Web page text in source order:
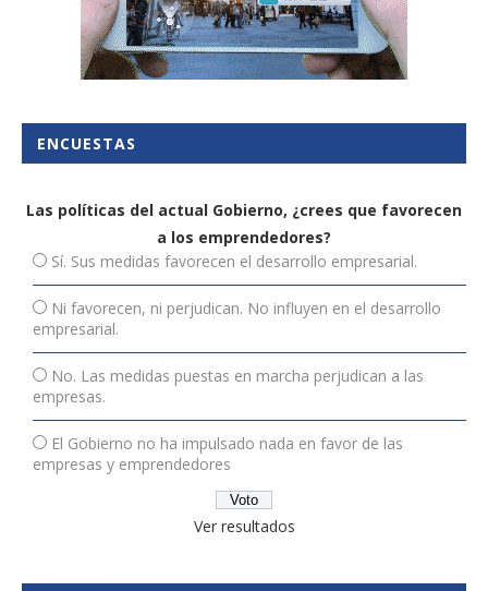
ENCUESTAS
Las políticas del actual Gobierno, ¿crees que favorecen
a los emprendedores?
Sí. Sus medidas favorecen el desarrollo empresarial.
Ni favorecen, ni perjudican. No influyen en el desarrollo
empresarial.
No. Las medidas puestas en marcha perjudican a las
empresas.
El Gobierno no ha impulsado nada en favor de las
empresas y emprendedores
Ver resultados